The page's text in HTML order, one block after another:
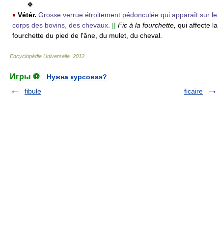
❖
♦ Vétér. Grosse verrue étroitement pédonculée qui apparaît sur le
corps des bovins, des chevaux. || Fic à la fourchette, qui affecte la
fourchette du pied de l'âne, du mulet, du cheval.
Encyclopédie Universelle 2012
Игры ⚽
Нужна курсовая?
fibule
ficaire